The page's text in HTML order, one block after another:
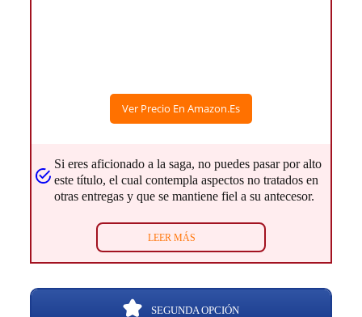
Ver Precio En Amazon.es
Si eres aficionado a la saga, no puedes pasar por alto
este título, el cual contempla aspectos no tratados en
otras entregas y que se mantiene fiel a su antecesor.
LEER MÁS
SEGUNDA OPCIÓN